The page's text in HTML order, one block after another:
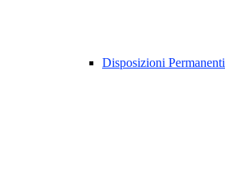
Disposizioni Permanenti